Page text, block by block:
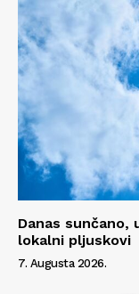
Info
O nama
Kontakt
Impressum
Danas sunčano,
lokalni pljuskovi
7. Augusta 2026.